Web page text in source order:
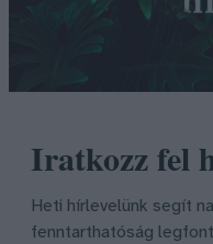
Iratkozz fel
Heti hírlevelünk segít
fenntarthatóság